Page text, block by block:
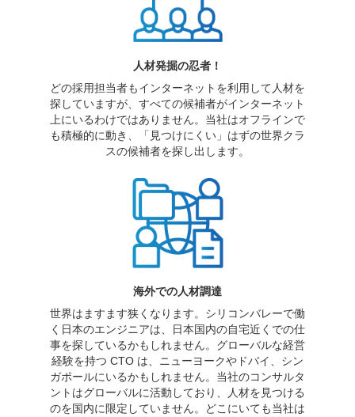
人材発掘の忍者！
どの採用担当者もインターネットを利用して人材を
探していますが、すべての候補者がインターネット
上にいるわけではありません。当社はオフラインで
も積極的に動き、「見つけにくい」はずの世界クラ
スの候補者を探し出します。
海外での人材調達
世界はますます狭くなります。シリコンバレーで働
く日本のエンジニアは、日本国内の自宅近くでの仕
事を探しているかもしれません。グローバルな経営
経験を持つ CTO は、ニューヨークやドバイ、シン
ガポールにいるかもしれません。当社のコンサルタ
ントはグローバルに活動しており、人材を見つける
のを国内に限定していません。どこにいても当社は